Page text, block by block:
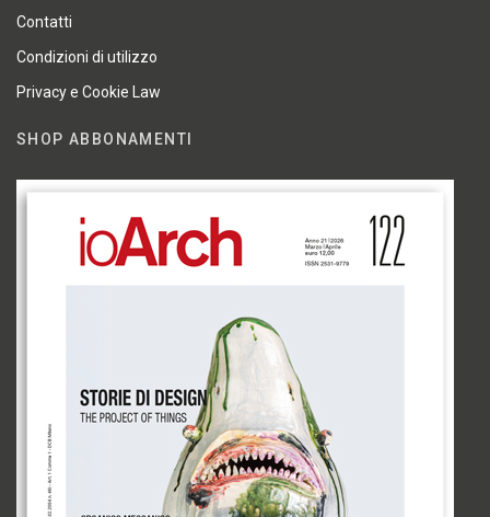
Contatti
Condizioni di utilizzo
Privacy e Cookie Law
SHOP ABBONAMENTI